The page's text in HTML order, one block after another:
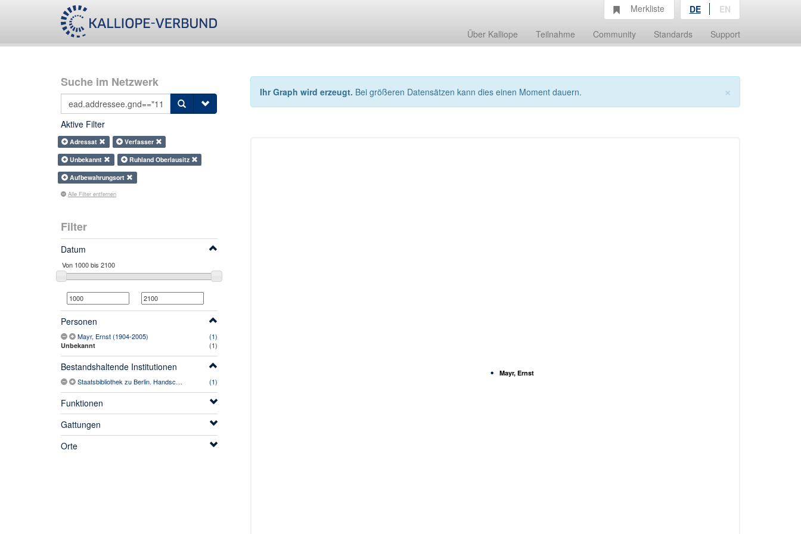
Über Kalliope Teilnahme Community Standards Support
Merkliste DE EN
Suche im Netzwerk
Aktive Filter
Adressat
Verfasser
Unbekannt
Ruhland Oberlausitz
Aufbewahrungsort
Alle Filter entfernen
Filter
Datum
Personen
Mayr, Ernst (1904-2005) (1)
Unbekannt (1)
Bestandshaltende Institutionen
Staatsbibliothek zu Berlin. Handschriftenabteilung (1)
Funktionen
Gattungen
Orte
×
Ihr Graph wird erzeugt. Bei größeren Datensätzen kann dies einen Moment dauern.
Mayr, Ernst